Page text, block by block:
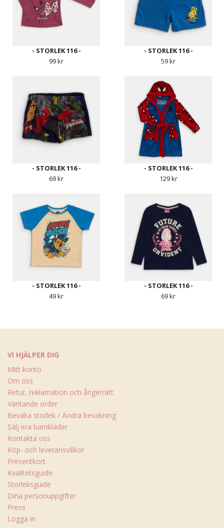
- STORLEK 116 -
99 kr
- STORLEK 116 -
59 kr
- STORLEK 116 -
69 kr
- STORLEK 116 -
129 kr
- STORLEK 116 -
49 kr
- STORLEK 116 -
69 kr
VI HJÄLPER DIG
Mitt konto
Om oss
Retur, reklamation och ångerrätt
Väntande order
Bevaka storlek / Ändra bevakning
Sälj era barnkläder
Kontakta oss
Köp- och leveransvillkor
Presentkort
Kvalitetsguide
Storleksguide
Dina personuppgifter
Press
Logga in